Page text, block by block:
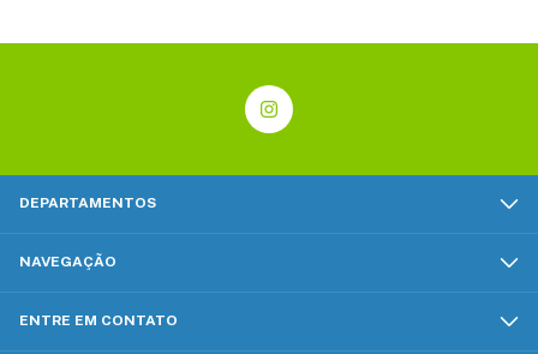
DEPARTAMENTOS
NAVEGAÇÃO
ENTRE EM CONTATO